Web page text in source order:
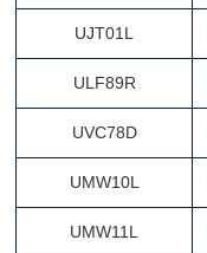
UJT01L
ULF89R
UVC78D
UMW10L
UMW11L